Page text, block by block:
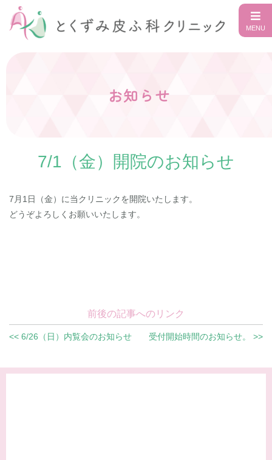
お知らせ
7/1（金）開院のお知らせ
7月1日（金）に当クリニックを開院いたします。
どうぞよろしくお願いいたします。
前後の記事へのリンク
<< 6/26（日）内覧会のお知らせ 受付開始時間のお知らせ。 >>